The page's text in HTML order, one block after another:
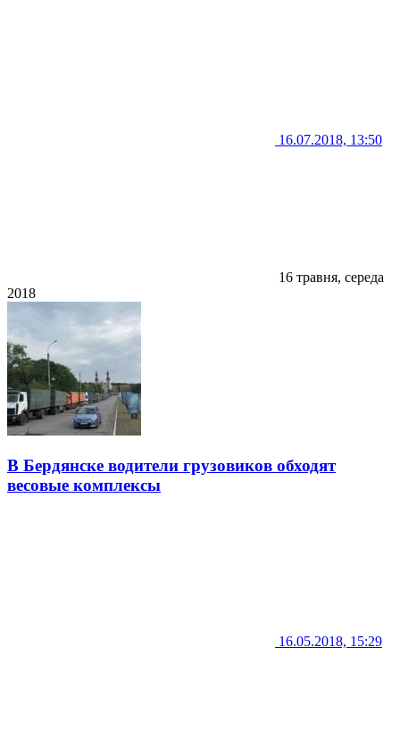
16.07.2018, 13:50
16 травня, середа
2018
В Бердянске водители грузовиков обходят
весовые комплексы
16.05.2018, 15:29